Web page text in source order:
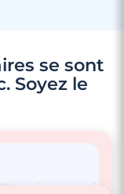
se sont
Soyez le